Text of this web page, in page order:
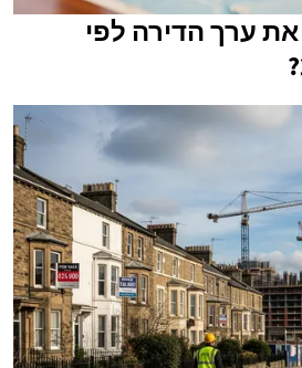
ערך הדירה לפי